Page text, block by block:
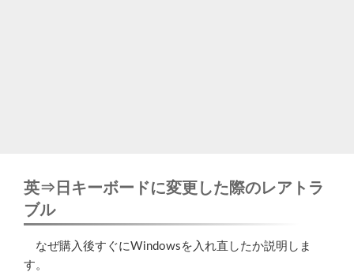
英⇒日キーボードに変更した際のレアトラ
ブル
なぜ購入後すぐにWindowsを入れ直したか説明しま
す。